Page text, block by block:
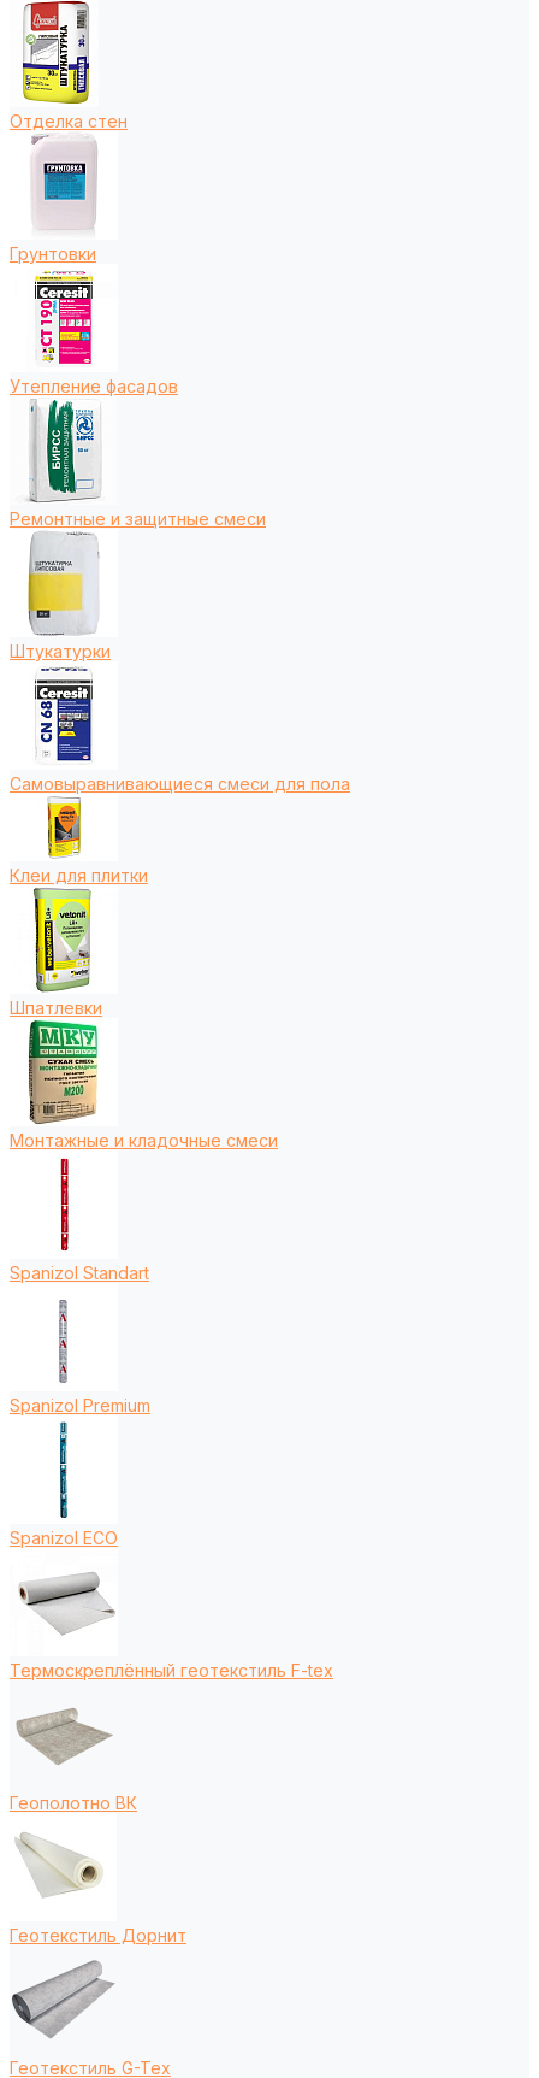
Отделка стен
Грунтовки
Утепление фасадов
Ремонтные и защитные смеси
Штукатурки
Самовыравнивающиеся смеси для пола
Клеи для плитки
Шпатлевки
Монтажные и кладочные смеси
Spanizol Standart
Spanizol Premium
Spanizol ECO
Термоскреплённый геотекстиль F-tex
Геополотно ВК
Геотекстиль Дорнит
Геотекстиль G-Tex